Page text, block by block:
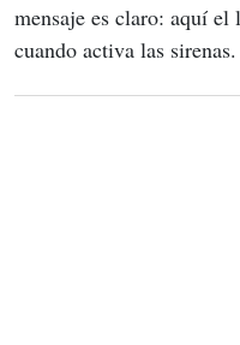
mensaje es claro: aquí
cuando activa las sirenas.